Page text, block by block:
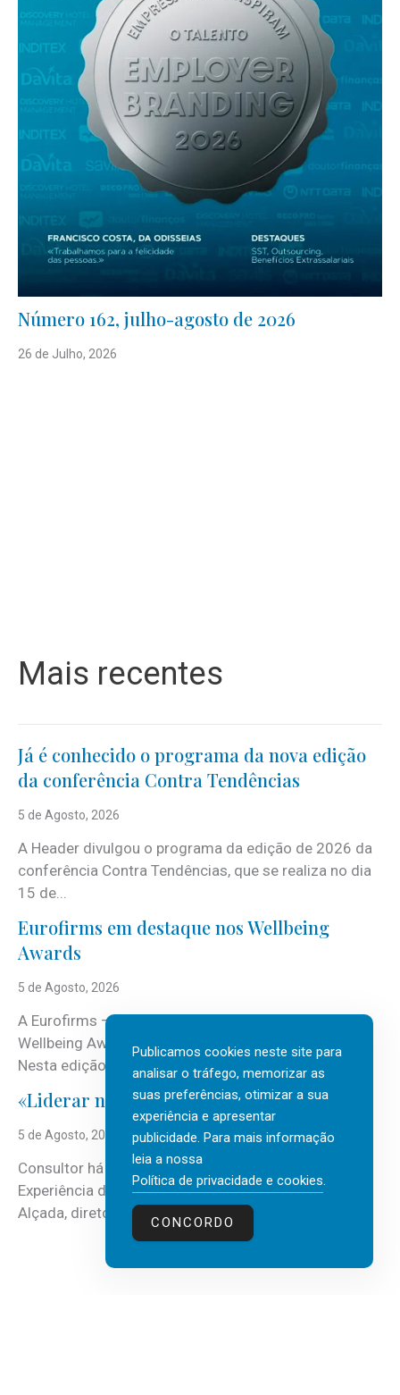
Número 162, julho-agosto de 2026
26 de Julho, 2026
Mais recentes
Já é conhecido o programa da nova edição
da conferência Contra Tendências
5 de Agosto, 2026
A Header divulgou o programa da edição de 2026 da
conferência Contra Tendências, que se realiza no dia
15 de...
Eurofirms em destaque nos Wellbeing
Awards
5 de Agosto, 2026
A Eurofirms – People first está de regresso aos
Wellbeing Awards, integrando o Top Wellbeing 2026.
Nesta edição, a multinacional...
«Liderar não é um talento místico.»
5 de Agosto, 2026
Consultor há mais de três décadas nas áreas de
Experiência do Cliente, Vendas e Liderança, Manuel
Alçada, diretor executivo da...
Publicamos cookies neste site para
analisar o tráfego, memorizar as
suas preferências, otimizar a sua
experiência e apresentar
publicidade. Para mais informação
leia a nossa
Política de privacidade e cookies.
CONCORDO